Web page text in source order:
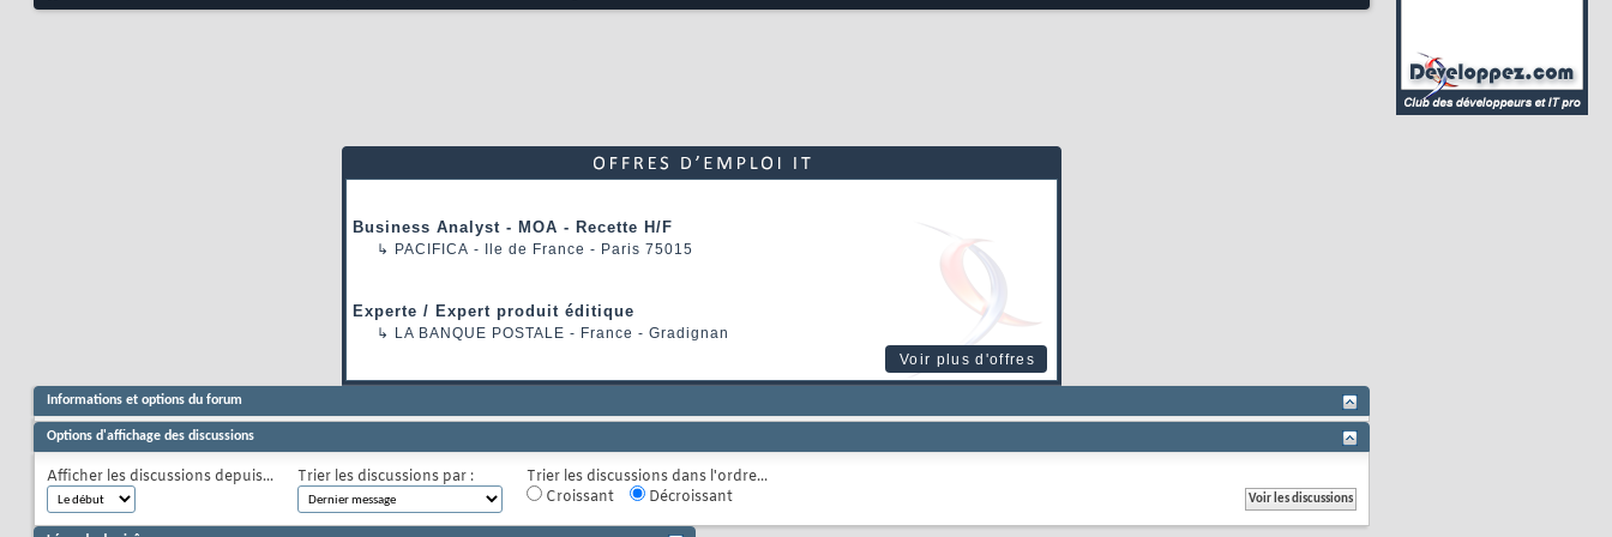
Business Analyst - MOA - Recette H/F
↳ PACIFICA - Ile de France - Paris 75015
Experte / Expert produit éditique
↳ LA BANQUE POSTALE - France - Gradignan
Voir plus d'offres
Informations et options du forum
Options d'affichage des discussions
Afficher les discussions depuis... Trier les discussions par :
Trier les discussions dans l'ordre...
Croissant
Décroissant